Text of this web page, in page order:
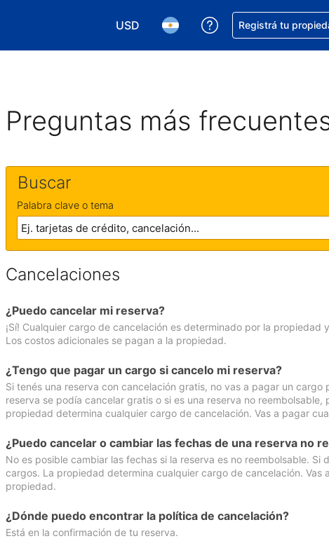
USD
Elegir la moneda. Tu moneda actual es
Elegir el idioma. El idioma
Conseguí ayuda
Registrá tu
Preguntas más
Buscar
Palabra clave o tema
Cancelaciones
¿Puedo cancelar mi reserva?
¡Sí! Cualquier cargo de cancelación es determinado por la
Los costos adicionales se pagan a la propiedad.
¿Tengo que pagar un cargo si cancelo mi reserva?
Si tenés una reserva con cancelación gratis, no vas a pagar un cargo
reserva se podía cancelar gratis o si es una reserva no
propiedad determina cualquier cargo de cancelación. Vas a pagar
¿Puedo cancelar o cambiar las fechas de una reserva no
No es posible cambiar las fechas si la reserva es no reembolsable.
cargos. La propiedad determina cualquier cargo de cancelación. Vas
propiedad.
¿Dónde puedo encontrar la política de cancelación?
Está en la confirmación de tu reserva.